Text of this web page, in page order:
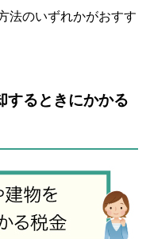
法のいずれかがおすす
するときにかかる